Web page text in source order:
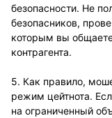
безопасности. Не
безопасников,
которым вы
контрагента.
5. Как правило,
режим цейтнота.
на ограниченный